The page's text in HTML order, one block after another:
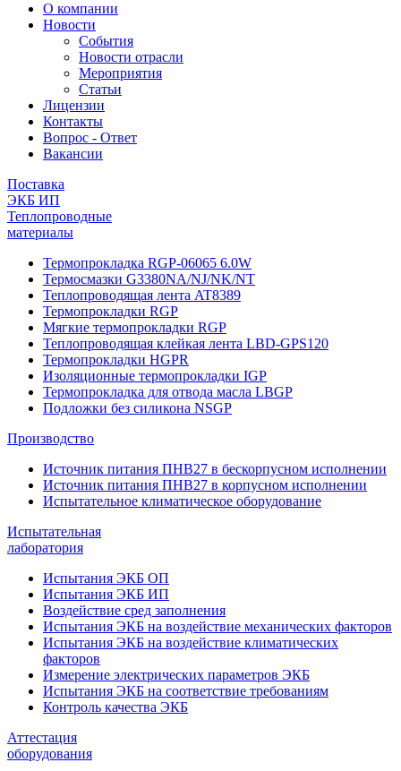
О компании
Новости
События
Новости отрасли
Мероприятия
Статьи
Лицензии
Контакты
Вопрос - Ответ
Вакансии
Поставка
ЭКБ ИП
Теплопроводные
материалы
Термопрокладка RGP-06065 6.0W
Термосмазки G3380NA/NJ/NK/NT
Теплопроводящая лента AT8389
Термопрокладки RGP
Мягкие термопрокладки RGP
Теплопроводящая клейкая лента LBD-GPS120
Термопрокладки HGPR
Изоляционные термопрокладки IGP
Термопрокладка для отвода масла LBGP
Подложки без силикона NSGP
Производство
Источник питания ПНВ27 в бескорпусном исполнении
Источник питания ПНВ27 в корпусном исполнении
Испытательное климатическое оборудование
Испытательная
лаборатория
Испытания ЭКБ ОП
Испытания ЭКБ ИП
Воздействие сред заполнения
Испытания ЭКБ на воздействие механических факторов
Испытания ЭКБ на воздействие климатических
факторов
Измерение электрических параметров ЭКБ
Испытания ЭКБ на соответствие требованиям
Контроль качества ЭКБ
Аттестация
оборудования